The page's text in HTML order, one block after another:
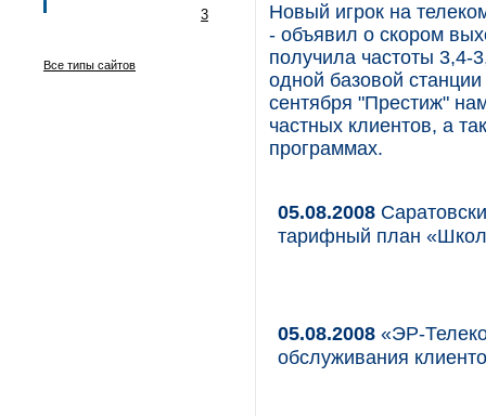
3
Все типы сайтов
Новый игрок на
- объявил о скором
получила частоты 3,4-
одной базовой
сентября "Престиж"
частных клиентов, а
программах.
05.08.2008
тарифный план
05.08.2008 «ЭР-
обслуживания